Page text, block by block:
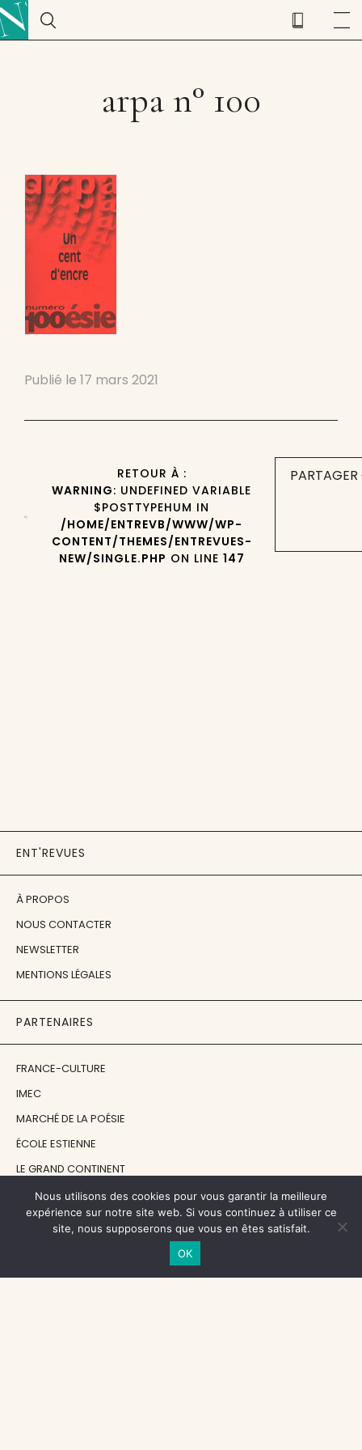
arpa n° 100
Publié le 17 mars 2021
RETOUR À :
WARNING: UNDEFINED VARIABLE
$POSTTYPEHUM IN
/HOME/ENTREVB/WWW/WP-
CONTENT/THEMES/ENTREVUES-
NEW/SINGLE.PHP ON LINE 147
ENT'REVUES
À PROPOS
NOUS CONTACTER
NEWSLETTER
MENTIONS LÉGALES
PARTENAIRES
FRANCE-CULTURE
IMEC
MARCHÉ DE LA POÉSIE
ÉCOLE ESTIENNE
LE GRAND CONTINENT
DIACRITIK
EN ATTENDANT NADEAU
Nous utilisons des cookies pour vous garantir la meilleure
expérience sur notre site web. Si vous continuez à utiliser ce
site, nous supposerons que vous en êtes satisfait.
OK